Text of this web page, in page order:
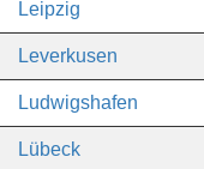
Leipzig
Leverkusen
Ludwigshafen
Lübeck